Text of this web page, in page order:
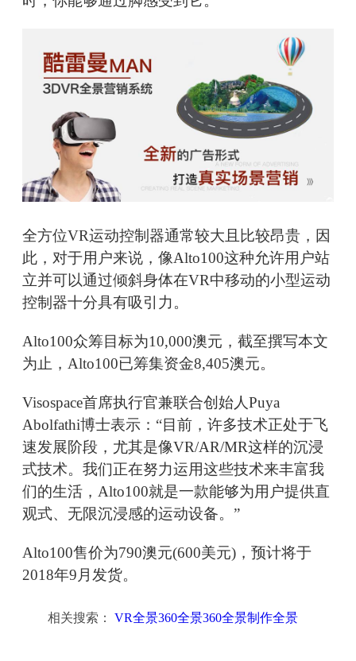
全方位VR运动控制器通常较大且比较昂贵，因
此，对于用户来说，像Alto100这种允许用户站
立并可以通过倾斜身体在VR中移动的小型运动
控制器十分具有吸引力。
Alto100众筹目标为10,000澳元，截至撰写本文
为止，Alto100已筹集资金8,405澳元。
Visospace首席执行官兼联合创始人Puya
Abolfathi博士表示：“目前，许多技术正处于飞
速发展阶段，尤其是像VR/AR/MR这样的沉浸
式技术。我们正在努力运用这些技术来丰富我
们的生活，Alto100就是一款能够为用户提供直
观式、无限沉浸感的运动设备。”
Alto100售价为790澳元(600美元)，预计将于
2018年9月发货。
相关搜索： VR全景360全景360全景制作全景